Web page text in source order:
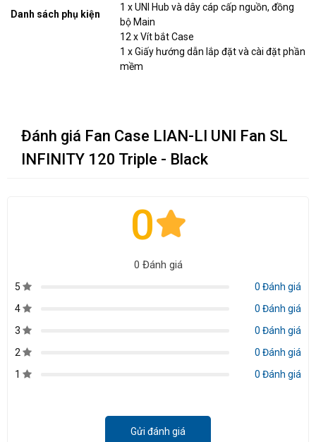
Danh sách phụ kiện
1 x UNI Hub và dây cáp cấp nguồn, đồng
bộ Main
12 x Vít bắt Case
1 x Giấy hướng dẫn lắp đặt và cài đặt phần
mềm
Đánh giá Fan Case LIAN-LI UNI Fan SL
INFINITY 120 Triple - Black
0
0 Đánh giá
5
0 Đánh giá
4
0 Đánh giá
3
0 Đánh giá
2
0 Đánh giá
1
0 Đánh giá
Gửi đánh giá